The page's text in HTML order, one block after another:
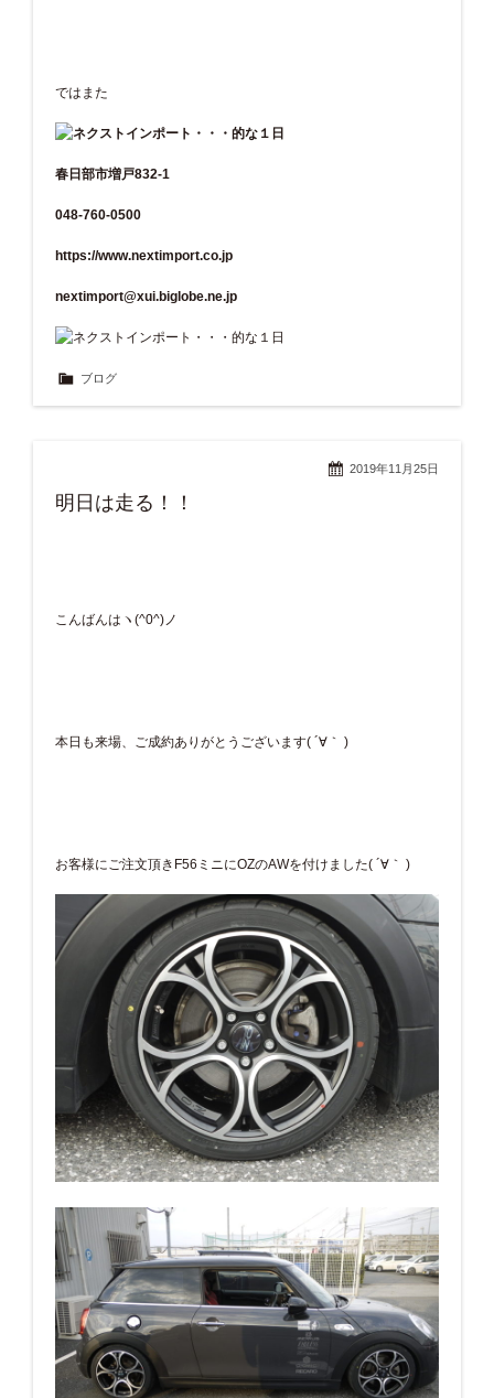
ではまた
春日部市増戸832-1
048-760-0500
https://www.nextimport.co.jp
nextimport@xui.biglobe.ne.jp
ブログ
2019年11月25日
明日は走る！！
こんばんはヽ(^0^)ノ
本日も来場、ご成約ありがとうございます( ´∀｀ )
お客様にご注文頂きF56ミニにOZのAWを付けました( ´∀｀ )